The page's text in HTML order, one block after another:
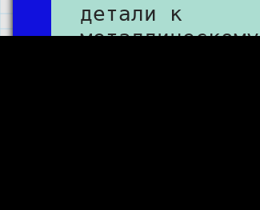
детали к
металлическому